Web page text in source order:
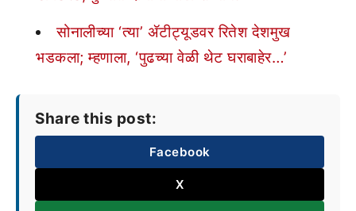
सोनालीच्या ‘त्या’ ॲटीट्यूडवर रितेश देशमुख
भडकला; म्हणाला, ‘पुढच्या वेळी थेट घराबाहेर…’
Share this post:
Facebook
X